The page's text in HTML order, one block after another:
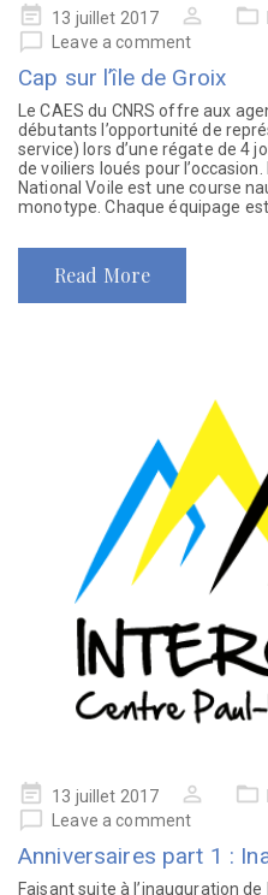
13 juillet 2017
Leave a comment
Cap sur l’île de Groix
Le CAES du CNRS offre aux
débutants l’opportunité de
service) lors d’une régate de 4
de voiliers loués pour
National Voile est une course
monotype. Chaque équipage
Read More
13 juillet 2017
Leave a comment
Anniversaires part 1 :
Faisant suite à l’inauguration